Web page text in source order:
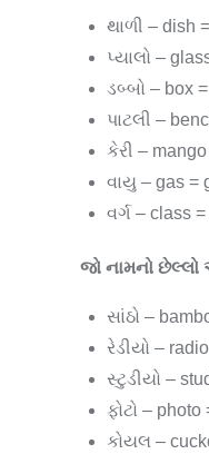
થાળી – dish
પ્યાલો –
ડબ્બો – box
પાટલી –
કેરી –
વાયુ – gas
વર્ગ – class =
જો નામનો
સાંઠો –
રેડીયો –
સ્ટુડીયો –
ફોટો –
કોયલ –